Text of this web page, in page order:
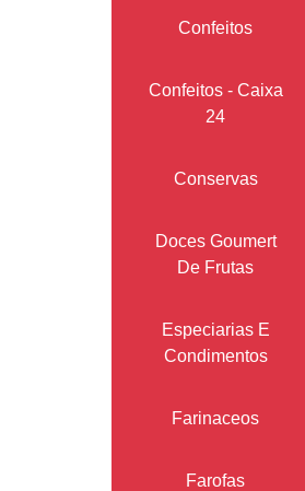
Confeitos
Confeitos - Caixa
24
Conservas
Doces Goumert
De Frutas
Especiarias E
Condimentos
Farinaceos
Farofas